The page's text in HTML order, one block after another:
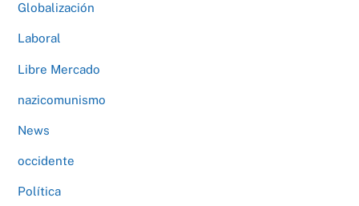
Globalización
Laboral
Libre Mercado
nazicomunismo
News
occidente
Política